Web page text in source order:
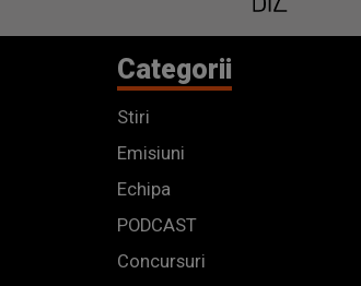
Categorii
Stiri
Emisiuni
Echipa
PODCAST
Concursuri